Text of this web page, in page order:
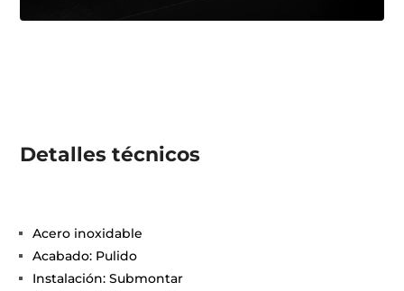
Detalles técnicos
Acero inoxidable
Acabado: Pulido
Instalación: Submontar